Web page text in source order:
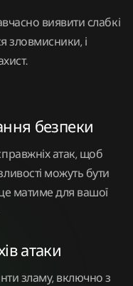
виявити слабкі
зловмисники, і
безпеки
атак, щоб
можуть бути
це матиме для вашої
атаки
зламу, включно з